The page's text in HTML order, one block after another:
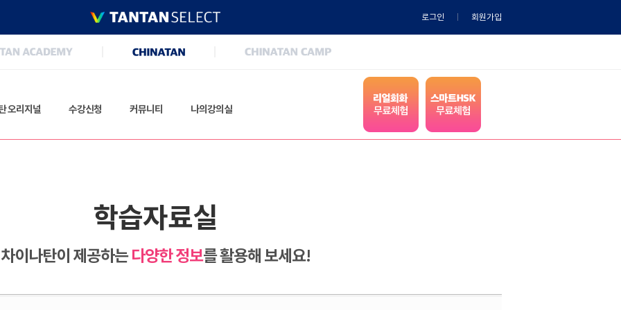
로그인 회원가입
오리지널 수강신청 커뮤니티 나의강의실
학습자료실
차이나탄이 제공하는다양한 정보를 활용해 보세요!